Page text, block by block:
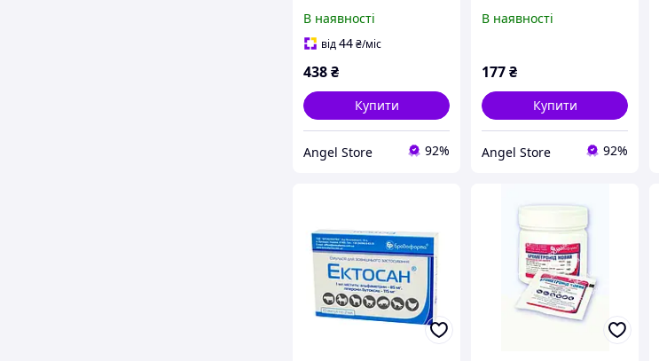
протигрибковий),
Бровафарм. 50 мл.
В наявності
від44₴/міс
438₴
Купити
Angel Store 92%
В наявності
177₴
Купити
Angel Store 92%